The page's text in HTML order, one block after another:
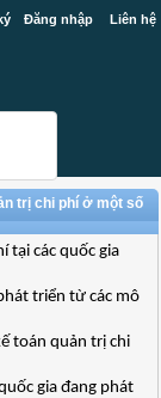
Đăng nhập Liên hệ
trị chi phí ở một số
tại các quốc gia
triển từ các mô
toán quản trị chi
gia đang phát